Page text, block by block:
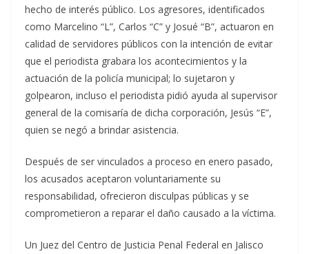
hecho de interés público. Los agresores, identificados
como Marcelino “L”, Carlos “C” y Josué “B”, actuaron en
calidad de servidores públicos con la intención de evitar
que el periodista grabara los acontecimientos y la
actuación de la policía municipal; lo sujetaron y
golpearon, incluso el periodista pidió ayuda al supervisor
general de la comisaría de dicha corporación, Jesús “E”,
quien se negó a brindar asistencia.
Después de ser vinculados a proceso en enero pasado,
los acusados aceptaron voluntariamente su
responsabilidad, ofrecieron disculpas públicas y se
comprometieron a reparar el daño causado a la víctima.
Un Juez del Centro de Justicia Penal Federal en Jalisco